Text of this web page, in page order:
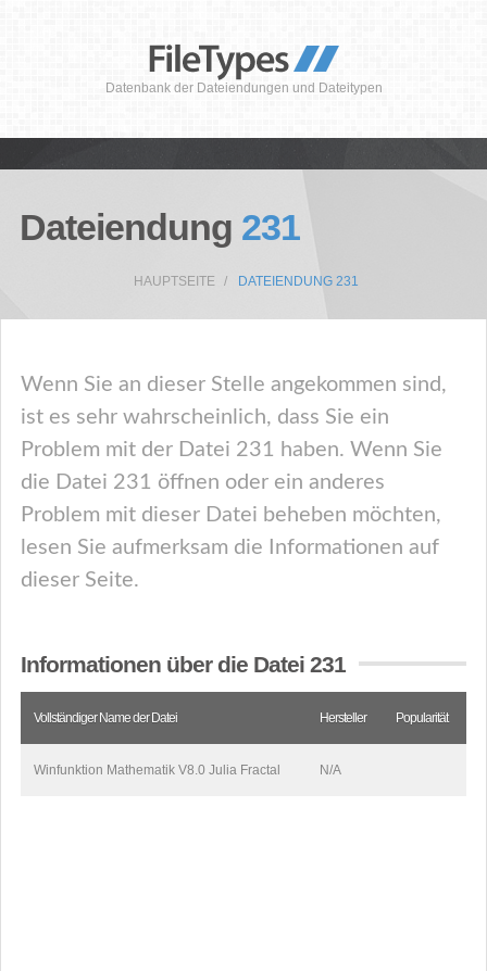
Datenbank der Dateiendungen und Dateitypen
Dateiendung 231
HAUPTSEITE DATEIENDUNG 231
Wenn Sie an dieser Stelle angekommen sind,
ist es sehr wahrscheinlich, dass Sie ein
Problem mit der Datei 231 haben. Wenn Sie
die Datei 231 öffnen oder ein anderes
Problem mit dieser Datei beheben möchten,
lesen Sie aufmerksam die Informationen auf
dieser Seite.
Informationen über die Datei 231
Vollständiger Name der Datei Hersteller Popularität
Winfunktion Mathematik V8.0 Julia Fractal N/A